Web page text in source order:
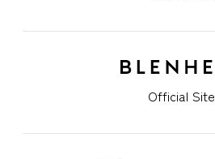
Official Site